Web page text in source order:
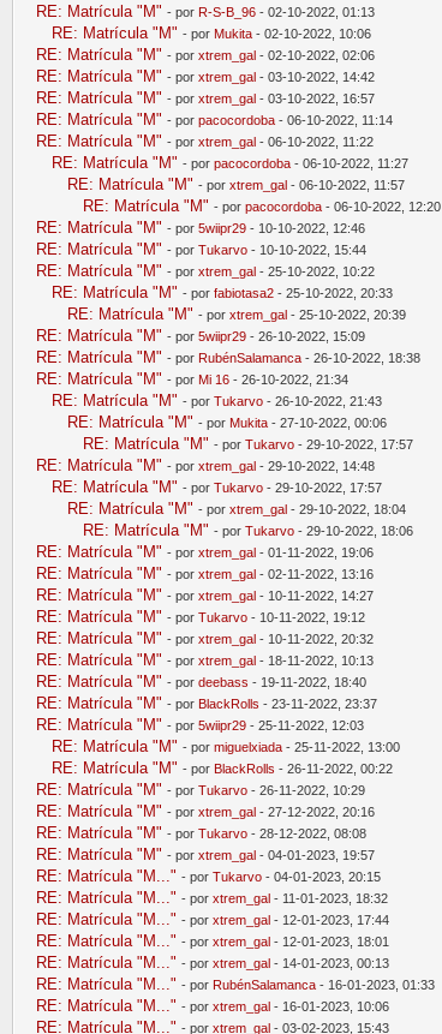
RE: Matrícula "M" - por R-S-B_96 - 02-10-2022, 01:13
RE: Matrícula "M" - por Mukita - 02-10-2022, 10:06
RE: Matrícula "M" - por xtrem_gal - 02-10-2022, 02:06
RE: Matrícula "M" - por xtrem_gal - 03-10-2022, 14:42
RE: Matrícula "M" - por xtrem_gal - 03-10-2022, 16:57
RE: Matrícula "M" - por pacocordoba - 06-10-2022, 11:14
RE: Matrícula "M" - por xtrem_gal - 06-10-2022, 11:22
RE: Matrícula "M" - por pacocordoba - 06-10-2022, 11:27
RE: Matrícula "M" - por xtrem_gal - 06-10-2022, 11:57
RE: Matrícula "M" - por pacocordoba - 06-10-2022, 12:20
RE: Matrícula "M" - por 5wiipr29 - 10-10-2022, 12:46
RE: Matrícula "M" - por Tukarvo - 10-10-2022, 15:44
RE: Matrícula "M" - por xtrem_gal - 25-10-2022, 10:22
RE: Matrícula "M" - por fabiotasa2 - 25-10-2022, 20:33
RE: Matrícula "M" - por xtrem_gal - 25-10-2022, 20:39
RE: Matrícula "M" - por 5wiipr29 - 26-10-2022, 15:09
RE: Matrícula "M" - por RubénSalamanca - 26-10-2022, 18:38
RE: Matrícula "M" - por Mi 16 - 26-10-2022, 21:34
RE: Matrícula "M" - por Tukarvo - 26-10-2022, 21:43
RE: Matrícula "M" - por Mukita - 27-10-2022, 00:06
RE: Matrícula "M" - por Tukarvo - 29-10-2022, 17:57
RE: Matrícula "M" - por xtrem_gal - 29-10-2022, 14:48
RE: Matrícula "M" - por Tukarvo - 29-10-2022, 17:57
RE: Matrícula "M" - por xtrem_gal - 29-10-2022, 18:04
RE: Matrícula "M" - por Tukarvo - 29-10-2022, 18:06
RE: Matrícula "M" - por xtrem_gal - 01-11-2022, 19:06
RE: Matrícula "M" - por xtrem_gal - 02-11-2022, 13:16
RE: Matrícula "M" - por xtrem_gal - 10-11-2022, 14:27
RE: Matrícula "M" - por Tukarvo - 10-11-2022, 19:12
RE: Matrícula "M" - por xtrem_gal - 10-11-2022, 20:32
RE: Matrícula "M" - por xtrem_gal - 18-11-2022, 10:13
RE: Matrícula "M" - por deebass - 19-11-2022, 18:40
RE: Matrícula "M" - por BlackRolls - 23-11-2022, 23:37
RE: Matrícula "M" - por 5wiipr29 - 25-11-2022, 12:03
RE: Matrícula "M" - por miguelxiada - 25-11-2022, 13:00
RE: Matrícula "M" - por BlackRolls - 26-11-2022, 00:22
RE: Matrícula "M" - por Tukarvo - 26-11-2022, 10:29
RE: Matrícula "M" - por xtrem_gal - 27-12-2022, 20:16
RE: Matrícula "M" - por Tukarvo - 28-12-2022, 08:08
RE: Matrícula "M" - por xtrem_gal - 04-01-2023, 19:57
RE: Matrícula "M..." - por Tukarvo - 04-01-2023, 20:15
RE: Matrícula "M..." - por xtrem_gal - 11-01-2023, 18:32
RE: Matrícula "M..." - por xtrem_gal - 12-01-2023, 17:44
RE: Matrícula "M..." - por xtrem_gal - 12-01-2023, 18:01
RE: Matrícula "M..." - por xtrem_gal - 14-01-2023, 00:13
RE: Matrícula "M..." - por RubénSalamanca - 16-01-2023, 01:33
RE: Matrícula "M..." - por xtrem_gal - 16-01-2023, 10:06
RE: Matrícula "M..." - por xtrem_gal - 03-02-2023, 15:43